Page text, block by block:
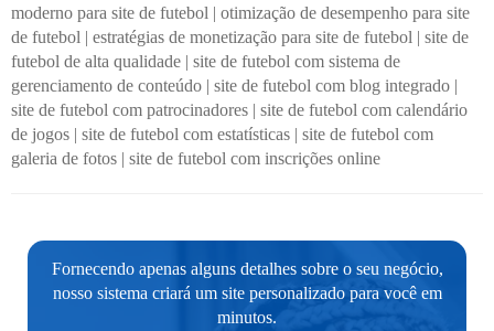
moderno para site de futebol | otimização de desempenho para site
de futebol | estratégias de monetização para site de futebol | site de
futebol de alta qualidade | site de futebol com sistema de
gerenciamento de conteúdo | site de futebol com blog integrado |
site de futebol com patrocinadores | site de futebol com calendário
de jogos | site de futebol com estatísticas | site de futebol com
galeria de fotos | site de futebol com inscrições online
Fornecendo apenas alguns detalhes sobre o seu negócio,
nosso sistema criará um site personalizado para você em
minutos.